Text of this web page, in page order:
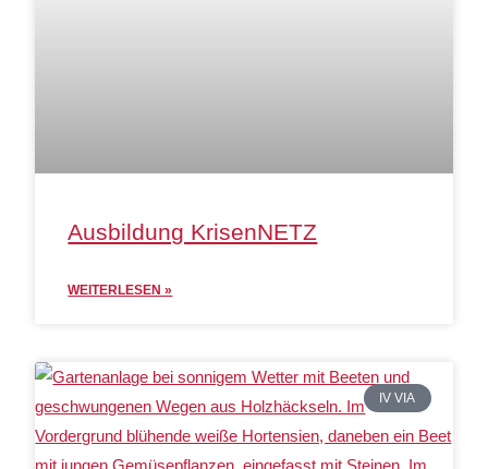
Ausbildung KrisenNETZ
WEITERLESEN »
IV VIA